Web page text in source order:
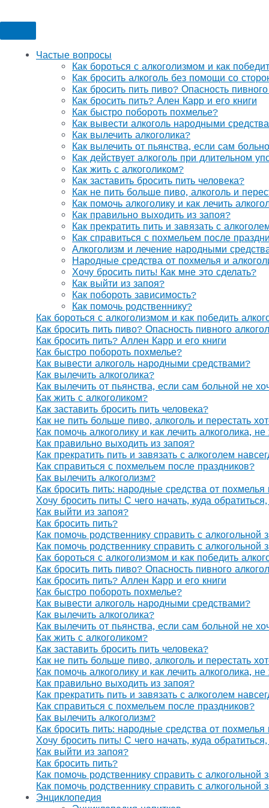
Частые вопросы
Как бороться с алкоголизмом и как
Как бросить алкоголь без помощи со
Как бросить пить пиво? Опасность
Как бросить пить? Ален Карр и его книги
Как быстро побороть похмелье?
Как вывести алкоголь народными
Как вылечить алкоголика?
Как вылечить от пьянства, если сам
Как действует алкоголь при длительном
Как жить с алкоголиком?
Как заставить бросить пить человека?
Как не пить больше пиво, алкоголь и
Как помочь алкоголику и как лечить
Как правильно выходить из запоя?
Как прекратить пить и завязать с
Как справиться с похмельем после
Алкоголизм и лечение народными
Народные средства от похмелья и
Хочу бросить пить! Как мне это сделать?
Как выйти из запоя?
Как побороть зависимость?
Как помочь родственнику?
Как бороться с алкоголизмом и как победить
Как бросить пить пиво? Опасность пивного
Как бросить пить? Аллен Карр и его книги
Как быстро побороть похмелье?
Как вывести алкоголь народными средствами?
Как вылечить алкоголика?
Как вылечить от пьянства, если сам больной не
Как жить с алкоголиком?
Как заставить бросить пить человека?
Как не пить больше пиво, алкоголь и перестать
Как помочь алкоголику и как лечить алкоголика,
Как правильно выходить из запоя?
Как прекратить пить и завязать с алкоголем
Как справиться с похмельем после праздников?
Как вылечить алкоголизм?
Как бросить пить: народные средства от похмелья
Хочу бросить пить! С чего начать, куда
Как выйти из запоя?
Как бросить пить?
Как помочь родственнику справить с алкогольной
Как помочь родственнику справить с алкогольной
Как бороться с алкоголизмом и как победить
Как бросить пить пиво? Опасность пивного
Как бросить пить? Аллен Карр и его книги
Как быстро побороть похмелье?
Как вывести алкоголь народными средствами?
Как вылечить алкоголика?
Как вылечить от пьянства, если сам больной не
Как жить с алкоголиком?
Как заставить бросить пить человека?
Как не пить больше пиво, алкоголь и перестать
Как помочь алкоголику и как лечить алкоголика,
Как правильно выходить из запоя?
Как прекратить пить и завязать с алкоголем
Как справиться с похмельем после праздников?
Как вылечить алкоголизм?
Как бросить пить: народные средства от похмелья
Хочу бросить пить! С чего начать, куда
Как выйти из запоя?
Как бросить пить?
Как помочь родственнику справить с алкогольной
Как помочь родственнику справить с алкогольной
Энциклопедия